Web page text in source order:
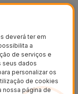
reiniciar o
poderá ser
assistência
Wi-Fi?
deverá ter em
a
de serviços e
seus dados
personalizar os
de cookies
nossa página de